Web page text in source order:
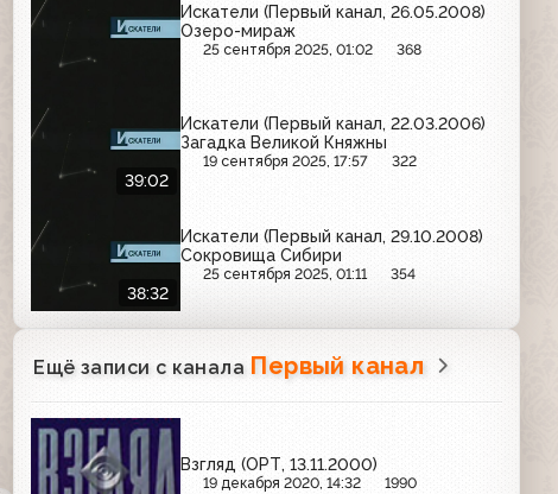
Искатели (Первый канал, 26.05.2008)
Озеро-мираж
25 сентября 2025, 01:02 368
39:02
Искатели (Первый канал, 22.03.2006)
Загадка Великой Княжны
19 сентября 2025, 17:57 322
38:32
Искатели (Первый канал, 29.10.2008)
Сокровища Сибири
25 сентября 2025, 01:11 354
Ещё записи с канала Первый канал
Взгляд (ОРТ, 13.11.2000)
19 декабря 2020, 14:32 1990